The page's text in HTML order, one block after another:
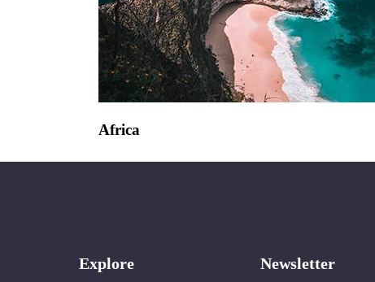
Africa
Explore Newsletter